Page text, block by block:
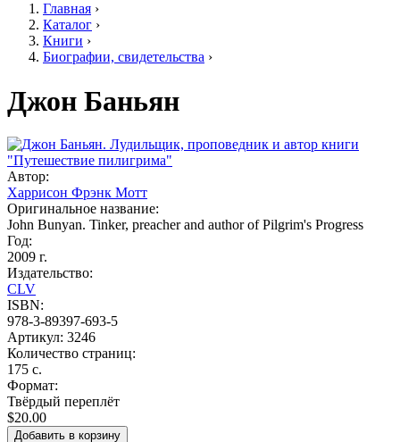
Главная ›
Каталог ›
Книги ›
Биографии, свидетельства ›
Джон Баньян
Автор:
Харрисон Фрэнк Мотт
Оригинальное название:
John Bunyan. Tinker, preacher and author of Pilgrim's Progress
Год:
2009 г.
Издательство:
CLV
ISBN:
978-3-89397-693-5
Артикул: 3246
Количество страниц:
175 с.
Формат:
Твёрдый переплёт
$20.00